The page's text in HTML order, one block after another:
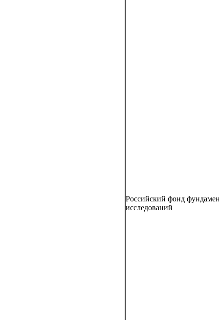
Российский фонд
исследований